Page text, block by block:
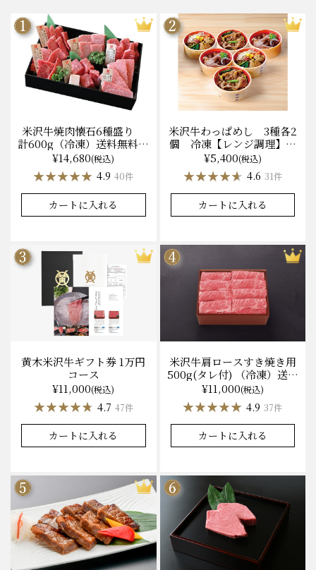
米沢牛焼肉懐石6種盛り
計600g（冷凍）送料無料
化粧箱入
¥14,680(税込)
★★★★★
★★★★★ 4.9 40件
カートに入れる
米沢牛わっぱめし 3種各2
個 冷凍【レンジ調理】化
粧箱入
¥5,400(税込)
★★★★★
★★★★★ 4.6 31件
カートに入れる
黄木米沢牛ギフト券 1万円
コース
¥11,000(税込)
★★★★★
★★★★★ 4.7 47件
カートに入れる
米沢牛肩ロースすき焼き用
500g(タレ付) （冷凍）送料
無料 化粧箱入
¥11,000(税込)
★★★★★
★★★★★ 4.9 37件
カートに入れる